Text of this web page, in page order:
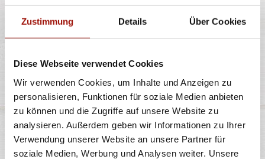
Zustimmung Details Über Cookies
Diese Webseite verwendet Cookies
Wir verwenden Cookies, um Inhalte und Anzeigen zu
personalisieren, Funktionen für soziale Medien anbieten
zu können und die Zugriffe auf unsere Website zu
analysieren. Außerdem geben wir Informationen zu Ihrer
Verwendung unserer Website an unsere Partner für
soziale Medien, Werbung und Analysen weiter. Unsere
80ml
1,60 €(20,00 € / 1,0L)
PIZZA MAX MAYONNAISE